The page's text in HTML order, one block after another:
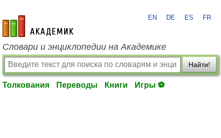
academic.ru
EN DE ES FR
Словари и энциклопедии на Академике
Найти!
Толкования Переводы Книги Игры ⚽